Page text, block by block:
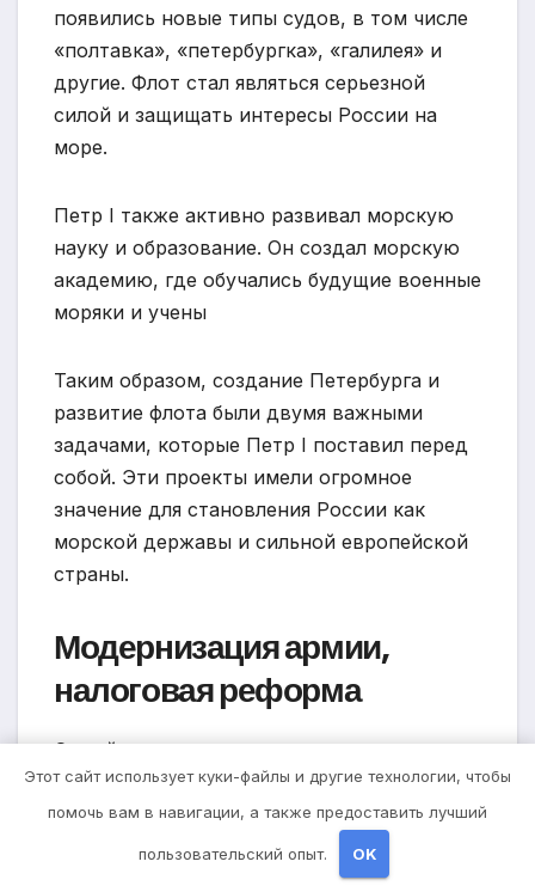
появились новые типы судов, в том числе
«полтавка», «петербургка», «галилея» и
другие. Флот стал являться серьезной
силой и защищать интересы России на
море.
Петр I также активно развивал морскую
науку и образование. Он создал морскую
академию, где обучались будущие военные
моряки и учены
Таким образом, создание Петербурга и
развитие флота были двумя важными
задачами, которые Петр I поставил перед
собой. Эти проекты имели огромное
значение для становления России как
морской державы и сильной европейской
страны.
Модернизация армии,
налоговая реформа
Одной из самых знаменитых и значимых
достижений Петра I была его
модернизация армии. Правитель понял,
что военная сила страны играет важную
роль в ее развитии и истории. Для того
Этот сайт использует куки-файлы и другие технологии, чтобы
помочь вам в навигации, а также предоставить лучший
пользовательский опыт. OK